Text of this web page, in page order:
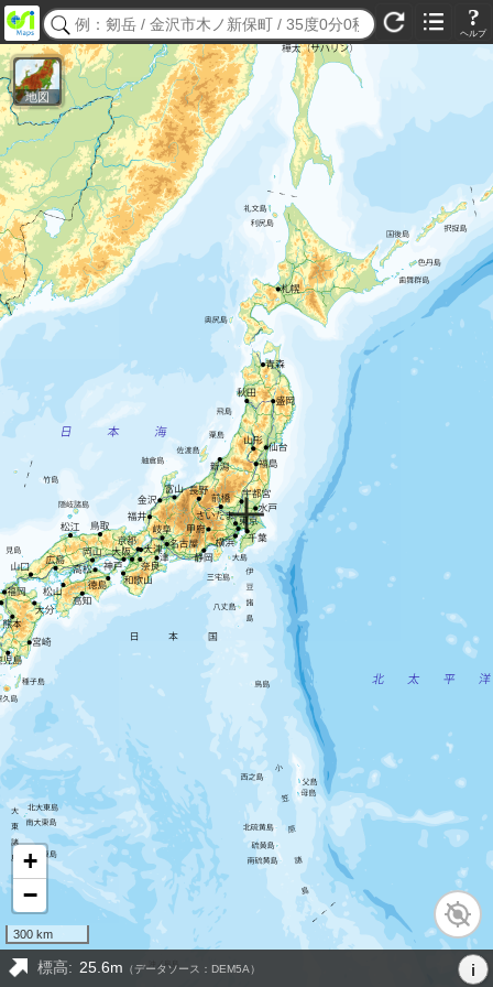
?
ヘルプ
地図
+
−
300 km
標高: 25.6m （データソース：DEM5A） i